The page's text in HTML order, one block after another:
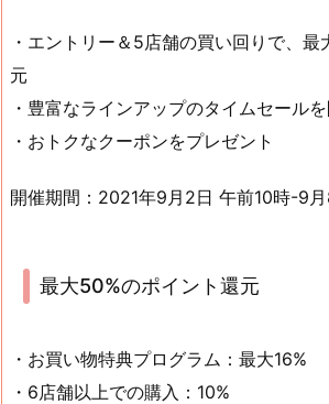
・エントリー＆5店舗の買い回りで、
元
・豊富なラインアップのタイムセール
・おトクなクーポンをプレゼント
開催期間：2021年9月2日 午前10時-9
最大50%のポイント還元
・お買い物特典プログラム：最大16%
・6店舗以上での購入：10%